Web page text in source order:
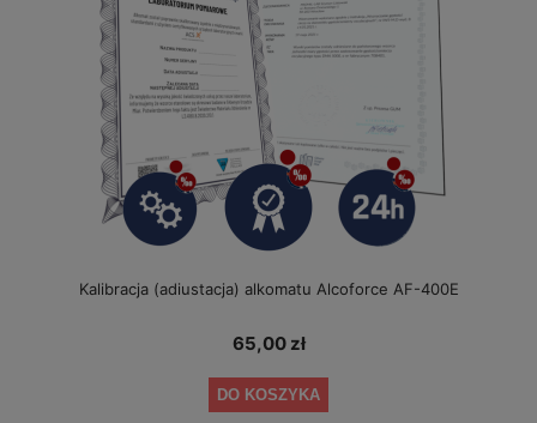
Kalibracja (adiustacja) alkomatu Alcoforce AF-400E
65,00 zł
DO KOSZYKA